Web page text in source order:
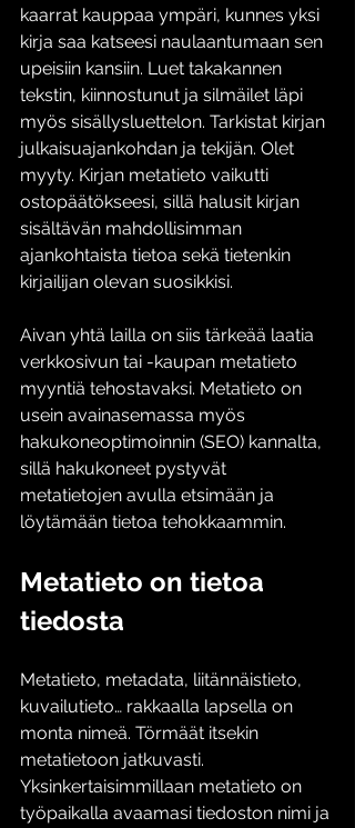
kaarrat kauppaa ympäri, kunnes yksi
kirja saa katseesi naulaantumaan sen
upeisiin kansiin. Luet takakannen
tekstin, kiinnostunut ja silmäilet läpi
myös sisällysluettelon. Tarkistat kirjan
julkaisuajankohdan ja tekijän. Olet
myyty. Kirjan metatieto vaikutti
ostopäätökseesi, sillä halusit kirjan
sisältävän mahdollisimman
ajankohtaista tietoa sekä tietenkin
kirjailijan olevan suosikkisi.
Aivan yhtä lailla on siis tärkeää laatia
verkkosivun tai -kaupan metatieto
myyntiä tehostavaksi. Metatieto on
usein avainasemassa myös
hakukoneoptimoinnin (SEO) kannalta,
sillä hakukoneet pystyvät
metatietojen avulla etsimään ja
löytämään tietoa tehokkaammin.
Metatieto on tietoa
tiedosta
Metatieto, metadata, liitännäistieto,
kuvailutieto… rakkaalla lapsella on
monta nimeä. Törmäät itsekin
metatietoon jatkuvasti.
Yksinkertaisimmillaan metatieto on
työpaikalla avaamasi tiedoston nimi ja